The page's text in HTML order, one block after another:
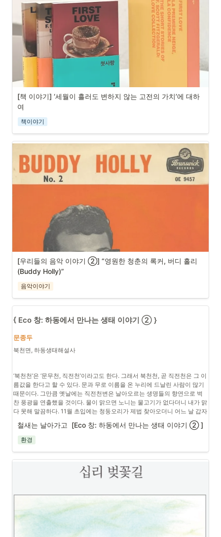
[책 이야기] ‘세월이 흘러도 변하지 않는 고전의 가치’에 대하
여
책이야기
자켓. 푸른 색의 No.1과 붉은 색의 No.2로 구성돼 있다.
[우리들의 음악 이야기 ②] “영원한 청춘의 록커, 버디 홀리
(Buddy Holly)”
음악이야기
{ Eco 창: 하동에서 만나는 생태 이야기 ② }
문종두
북천면, 하동생태해설사
‘북천천’은 ‘문무천, 직전천’이라고도 한다. 그래서 북천천, 곧 직전천은 그 이
름값을 한다고 할 수 있다. 문과 무로 이름을 온 누리에 드날린 사람이 많기
때문이다. 그만큼 옛날에는 직전천변은 날아오르는 생명들의 향연으로 벅
찬 풍광을 연출했을 것이다. 물이 맑으면 노니는 물고기가 없다더니 내가 맑
다 못해 말끔하다. 11월 초입에는 청둥오리가 제법 찾아오더니 어느 날 갑자
참 궁금했다. 북천천을 오르내리며 살폈지만 종적이 없었다. 그러더니 2월
중순 어느 날 오후, 다섯 마리가 발견되었다. 이틀 뒤 이들마저도 완전히 사
라졌다. 도무지 알 수 없는 이유로 사라진 올 겨울 철새들은 어디로 갔을까,
며칠을 두고 화두처럼 마음에 똬리가 되었다.
직전천은 원래 작은 내였다. 그러다 2003년 태풍 매미의 영향과 기찻길과
국도 2호선이 선로를 바꾸면서 지금의 모습이 되었다. 하지만 작년에는 청
둥오리 수십 마리가 떼지어 날아오르는 모습이 보기에도 좋았다. 철새가 사
라진 지금의 북천천, 직전천은 너무도 고요하고 적막하다.
철새는 날아가고  [Eco 창: 하동에서 만나는 생태 이야기 ② ]
환경